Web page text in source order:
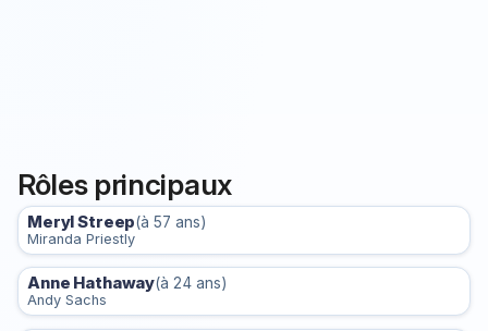
Rôles principaux
Meryl Streep(à 57 ans)
Miranda Priestly
Anne Hathaway(à 24 ans)
Andy Sachs